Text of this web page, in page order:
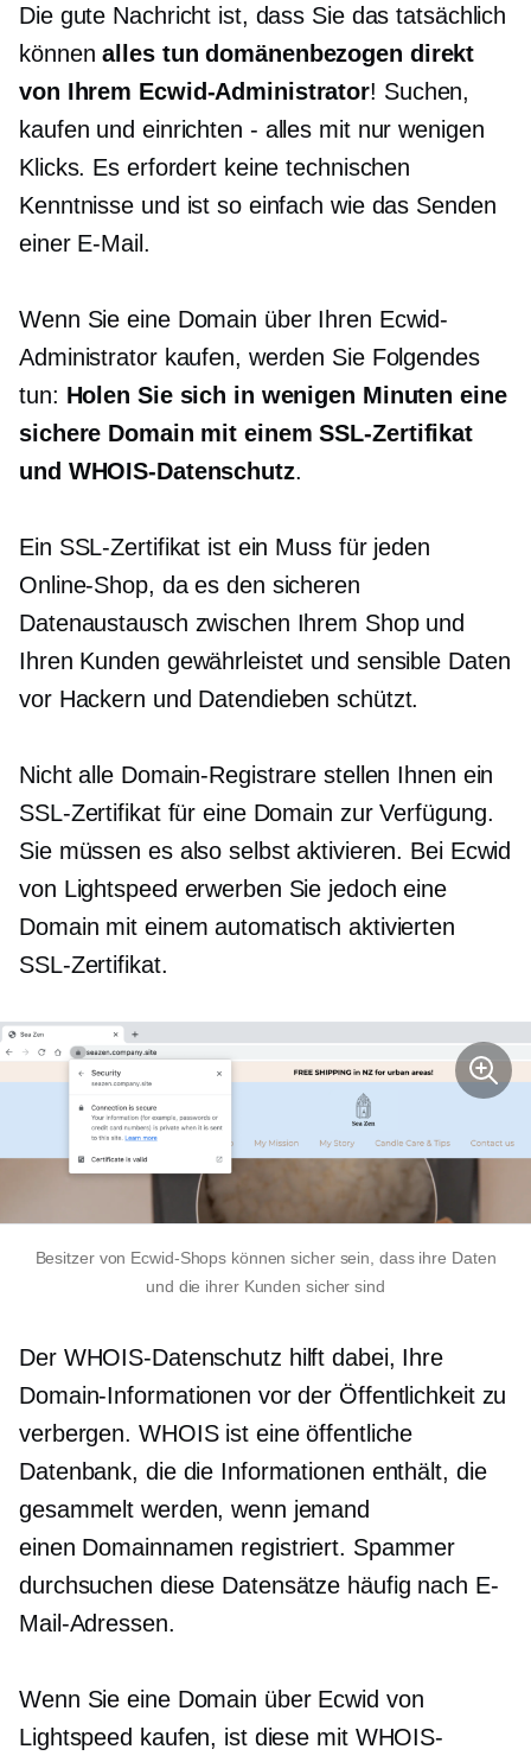
Die gute Nachricht ist, dass Sie das tatsächlich
könnenalles tundomänenbezogen direkt
von Ihrem Ecwid-Administrator! Suchen,
kaufen und einrichten - alles mit nur wenigen
Klicks. Es erfordert keine technischen
Kenntnisse und ist so einfach wie das Senden
einer E-Mail.
Wenn Sie eine Domain über Ihren Ecwid-
Administrator kaufen, werden Sie Folgendes
tun: Holen Sie sich in wenigen Minuten eine
sichere Domain mit einem SSL-Zertifikat
und WHOIS-Datenschutz.
Ein SSL-Zertifikat ist ein Muss für jeden
Online-Shop, da es den sicheren
Datenaustausch zwischen Ihrem Shop und
Ihren Kunden gewährleistet und sensible Daten
vor Hackern und Datendieben schützt.
Nicht alle Domain-Registrare stellen Ihnen ein
SSL-Zertifikat für eine Domain zur Verfügung.
Sie müssen es also selbst aktivieren. Bei Ecwid
von Lightspeed erwerben Sie jedoch eine
Domain mit einem automatisch aktivierten
SSL-Zertifikat.
Besitzer von Ecwid-Shops können sicher sein, dass ihre Daten
und die ihrer Kunden sicher sind
Der WHOIS-Datenschutz hilft dabei, Ihre
Domain-Informationen vor der Öffentlichkeit zu
verbergen. WHOIS ist eine öffentliche
Datenbank, die die Informationen enthält, die
gesammelt werden, wenn jemand
einen Domainnamen registriert. Spammer
durchsuchen diese Datensätze häufig nach E-
Mail-Adressen.
Wenn Sie eine Domain über Ecwid von
Lightspeed kaufen, ist diese mit WHOIS-